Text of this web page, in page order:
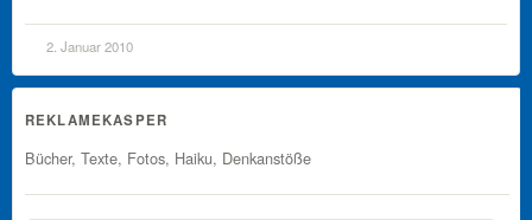
2. Januar 2010
REKLAMEKASPER
Bücher, Texte, Fotos, Haiku, Denkanstöße